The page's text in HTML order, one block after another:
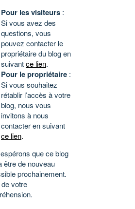
Pour les visiteurs :
Si vous avez des
questions, vous
pouvez contacter le
propriétaire du blog en
suivantce lien.
Pour le propriétaire :
Si vous souhaitez
rétablir l’accès à votre
blog, nous vous
invitons à nous
contacter en suivant
ce lien.
que ce blog
être de nouveau
prochainement.
votre